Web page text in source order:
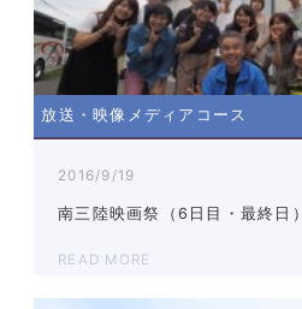
放送・映像メディアコース
2016/9/19
南三陸映画祭（6日目・最終日）
READ MORE